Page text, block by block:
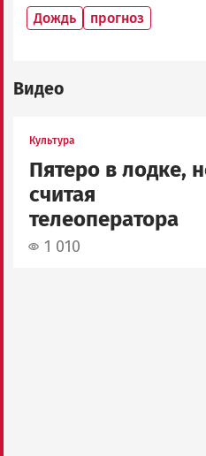
Дождь
прогноз
Видео
Культура
Пятеро в лодке,
считая
телеоператора
1 010